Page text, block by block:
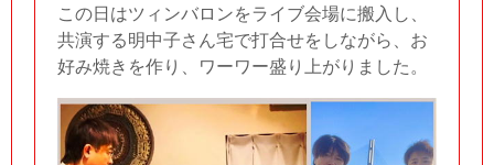
この日はツィンバロンをライブ会場に搬入し、
共演する明中子さん宅で打合せをしながら、お
好み焼きを作り、ワーワー盛り上がりました。